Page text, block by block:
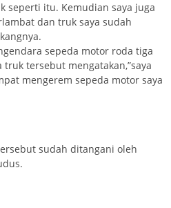
seperti itu. Kemudian saya juga
dan truk saya sudah
sepeda motor roda tiga
tersebut mengatakan,”saya
mengerem sepeda motor saya
sudah ditangani oleh